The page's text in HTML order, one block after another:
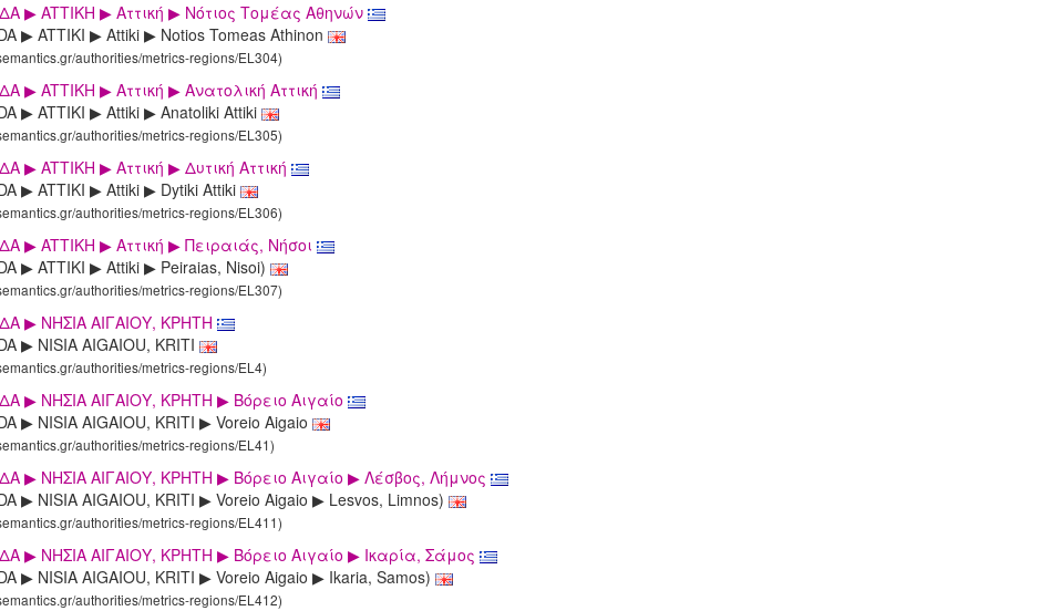
▶ ATTIKΗ ▶ Aττική ▶ Νότιος Τομέας Αθηνών
▶ ATTIKI ▶ Attiki ▶ Notios Tomeas Athinon
authorities/metrics-regions/EL304)
▶ ATTIKΗ ▶ Aττική ▶ Ανατολική Αττική
▶ ATTIKI ▶ Attiki ▶ Anatoliki Attiki
authorities/metrics-regions/EL305)
▶ ATTIKΗ ▶ Aττική ▶ Δυτική Αττική
▶ ATTIKI ▶ Attiki ▶ Dytiki Attiki
authorities/metrics-regions/EL306)
▶ ATTIKΗ ▶ Aττική ▶ Πειραιάς, Νήσοι
▶ ATTIKI ▶ Attiki ▶ Peiraias, Nisoi)
authorities/metrics-regions/EL307)
▶ NΗΣΙΑ ΑΙΓΑΙΟΥ, KΡΗΤΗ
▶ NISIA AIGAIOU, KRITI
authorities/metrics-regions/EL4)
▶ NΗΣΙΑ ΑΙΓΑΙΟΥ, KΡΗΤΗ ▶ Βόρειο Αιγαίο
▶ NISIA AIGAIOU, KRITI ▶ Voreio Aigaio
authorities/metrics-regions/EL41)
▶ NΗΣΙΑ ΑΙΓΑΙΟΥ, KΡΗΤΗ ▶ Βόρειο Αιγαίο ▶ Λέσβος, Λήμνος
▶ NISIA AIGAIOU, KRITI ▶ Voreio Aigaio ▶ Lesvos, Limnos)
authorities/metrics-regions/EL411)
▶ NΗΣΙΑ ΑΙΓΑΙΟΥ, KΡΗΤΗ ▶ Βόρειο Αιγαίο ▶ Ικαρία, Σάμος
▶ NISIA AIGAIOU, KRITI ▶ Voreio Aigaio ▶ Ikaria, Samos)
authorities/metrics-regions/EL412)